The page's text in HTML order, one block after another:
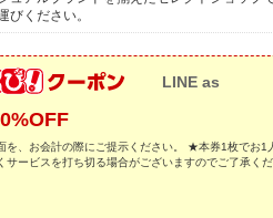
びください。
LINE as
を、お会計の際にご提示ください。 ★本券1枚でお
サービスを打ち切る場合がございますのでご了承くだ